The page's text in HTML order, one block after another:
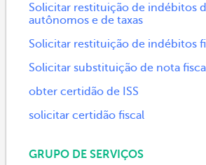
Solicitar restituição de indébitos
autônomos e de taxas
Solicitar restituição de indébitos
Solicitar substituição de nota
obter certidão de ISS
solicitar certidão fiscal
GRUPO DE SERVIÇOS